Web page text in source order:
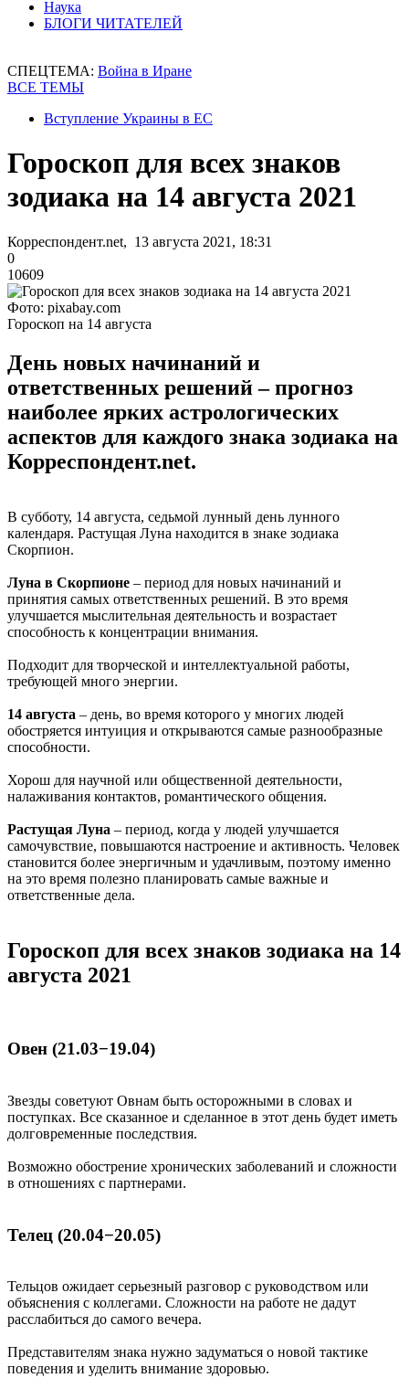
Наука
БЛОГИ ЧИТАТЕЛЕЙ
СПЕЦТЕМА: Война в Иране
ВСЕ ТЕМЫ
Вступление Украины в ЕС
Гороскоп для всех знаков
зодиака на 14 августа 2021
Корреспондент.net, 13 августа 2021, 18:31
0
10609
Фото: pixabay.com
Гороскоп на 14 августа
День новых начинаний и
ответственных решений – прогноз
наиболее ярких астрологических
аспектов для каждого знака зодиака на
Корреспондент.net.
В субботу, 14 августа, седьмой лунный день лунного
календаря. Растущая Луна находится в знаке зодиака
Скорпион.
Луна в Скорпионе – период для новых начинаний и
принятия самых ответственных решений. В это время
улучшается мыслительная деятельность и возрастает
способность к концентрации внимания.
Подходит для творческой и интеллектуальной работы,
требующей много энергии.
14 августа – день, во время которого у многих людей
обостряется интуиция и открываются самые разнообразные
способности.
Хорош для научной или общественной деятельности,
налаживания контактов, романтического общения.
Растущая Луна – период, когда у людей улучшается
самочувствие, повышаются настроение и активность. Человек
становится более энергичным и удачливым, поэтому именно
на это время полезно планировать самые важные и
ответственные дела.
Гороскоп для всех знаков зодиака на 14
августа 2021
Овен (21.03−19.04)
Звезды советуют Овнам быть осторожными в словах и
поступках. Все сказанное и сделанное в этот день будет иметь
долговременные последствия.
Возможно обострение хронических заболеваний и сложности
в отношениях с партнерами.
Телец (20.04−20.05)
Тельцов ожидает серьезный разговор с руководством или
объяснения с коллегами. Сложности на работе не дадут
расслабиться до самого вечера.
Представителям знака нужно задуматься о новой тактике
поведения и уделить внимание здоровью.